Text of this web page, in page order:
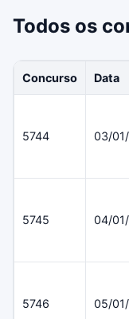
Todos os
Concurso Data
5744 03/
5745 04/
5746 05/